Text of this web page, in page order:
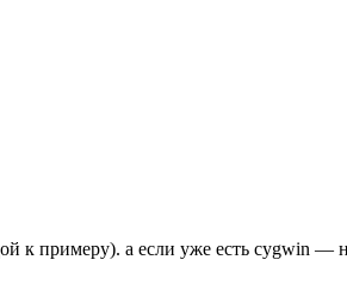
к примеру). а если уже есть cygwin —